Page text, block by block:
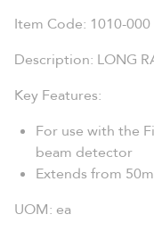
Item Code: 1010-000
Description: LONG
Key Features:
For use with the
beam detector
Extends from
UOM: ea